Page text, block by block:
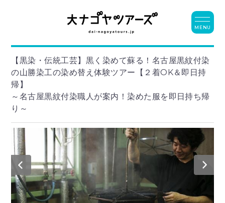
【黒染・伝統工芸】黒く染めて蘇る！名古屋黒紋付染
の山勝染工の染め替え体験ツアー【２着OK＆即日持
帰】
～名古屋黒紋付染職人が案内！染めた服を即日持ち帰
り～
MENU